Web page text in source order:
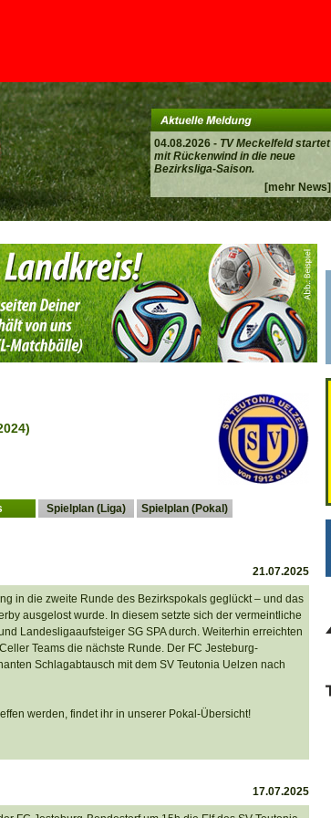
04.08.2026 - TV Meckelfeld startet
mit Rückenwind in die neue
Bezirksliga-Saison.
[mehr News]
Spielplan (Liga) Spielplan (Pokal)
21.07.2025
in die zweite Runde des Bezirkspokals geglückt – und das
ausgelost wurde. In diesem setzte sich der vermeintliche
Landesligaaufsteiger SG SPA durch. Weiterhin erreichten
Teams die nächste Runde. Der FC Jesteburg-
Schlagabtausch mit dem SV Teutonia Uelzen nach
werden, findet ihr in unserer Pokal-Übersicht!
17.07.2025